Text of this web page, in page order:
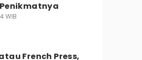
WIB
French Press,